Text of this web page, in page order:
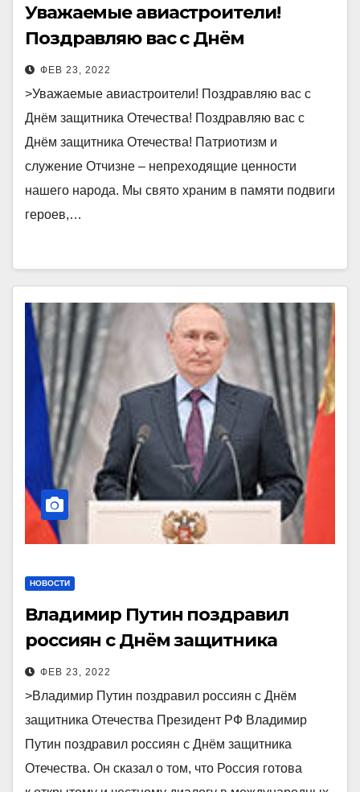
Уважаемые авиастроители!
Поздравляю вас с Днём
защитника Отечества!
ФЕВ 23, 2022
>Уважаемые авиастроители! Поздравляю вас с
Днём защитника Отечества! Поздравляю вас с
Днём защитника Отечества! Патриотизм и
служение Отчизне – непреходящие ценности
нашего народа. Мы свято храним в памяти подвиги
героев,…
НОВОСТИ
Владимир Путин поздравил
россиян с Днём защитника
Отечества
ФЕВ 23, 2022
>Владимир Путин поздравил россиян с Днём
защитника Отечества Президент РФ Владимир
Путин поздравил россиян с Днём защитника
Отечества. Он сказал о том, что Россия готова